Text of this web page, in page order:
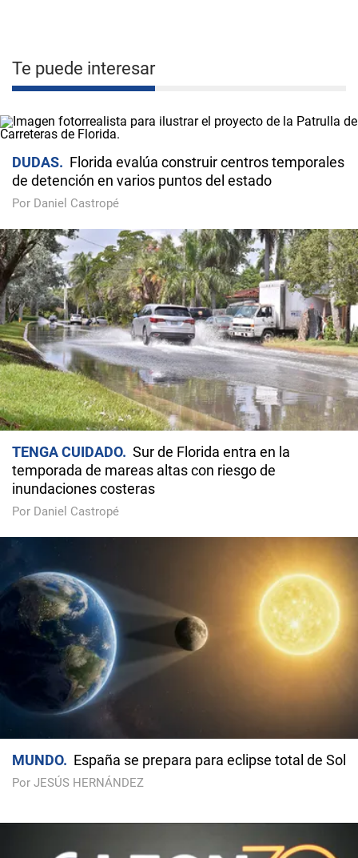
Te puede interesar
DUDAS
Florida evalúa construir centros temporales
de detención en varios puntos del estado
Por Daniel Castropé
TENGA CUIDADO
Sur de Florida entra en la
temporada de mareas altas con riesgo de
inundaciones costeras
Por Daniel Castropé
MUNDO España se prepara para eclipse total de Sol
Por JESÚS HERNÁNDEZ